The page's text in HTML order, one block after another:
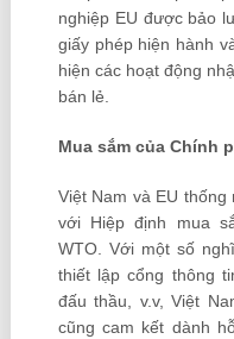
nghiệp EU được bảo
giấy phép hiện hành
hiện các hoạt động
bán lẻ.
Mua sắm của Chính
Việt Nam và EU
với Hiệp định mua
WTO. Với một số
thiết lập cổng thông
đấu thầu, v.v, Việt
cũng cam kết dành